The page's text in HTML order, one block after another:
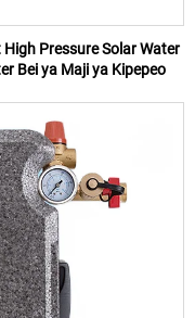
Pressure Solar Water
Bei ya Maji ya Kipepeo